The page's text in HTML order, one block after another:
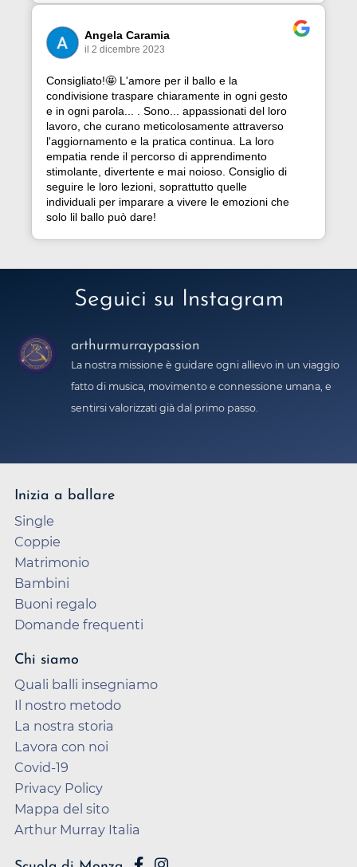
Angela Caramia
il 2 dicembre 2023
Consigliato!🤩 L'amore per il ballo e la
condivisione traspare chiaramente in ogni gesto
e in ogni parola... . Sono... appassionati del loro
lavoro, che curano meticolosamente attraverso
l'aggiornamento e la pratica continua. La loro
empatia rende il percorso di apprendimento
stimolante, divertente e mai noioso. Consiglio di
seguire le loro lezioni, soprattutto quelle
individuali per imparare a vivere le emozioni che
solo lil ballo può dare!
Seguici su Instagram
arthurmurraypassion
La nostra missione è guidare ogni allievo in un viaggio
fatto di musica, movimento e connessione umana, e
sentirsi valorizzati già dal primo passo.
Inizia a ballare
Single
Coppie
Matrimonio
Bambini
Buoni regalo
Domande frequenti
Chi siamo
Quali balli insegniamo
Il nostro metodo
La nostra storia
Lavora con noi
Covid-19
Privacy Policy
Mappa del sito
Arthur Murray Italia